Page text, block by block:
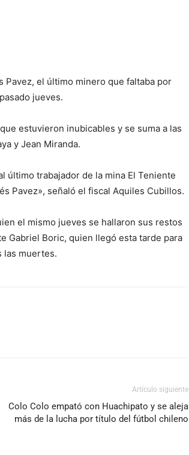
Pavez, el último minero que faltaba por
jueves.
estuvieron inubicables y se suma a las
y Jean Miranda.
último trabajador de la mina El Teniente
Pavez», señaló el fiscal Aquiles Cubillos.
el mismo jueves se hallaron sus restos
Gabriel Boric, quien llegó esta tarde para
las muertes.
Artículo siguiente
Colo Colo empató con Huachipato y se aleja
más de la lucha por título del fútbol chileno